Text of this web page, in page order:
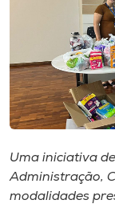
Diplomados
Cultura
CPA
Uma iniciativa
Administração,
modalidades